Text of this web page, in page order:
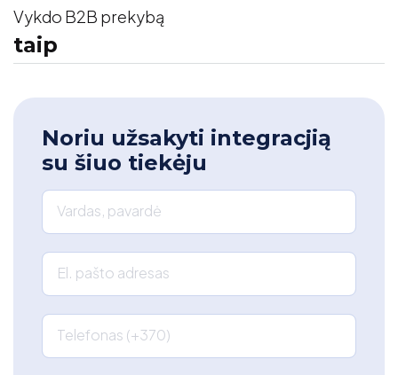
Vykdo B2B prekybą
taip
Noriu užsakyti integracjią
su šiuo tiekėju
Vardas, pavardė
El. pašto adresas
Telefonas (+370)